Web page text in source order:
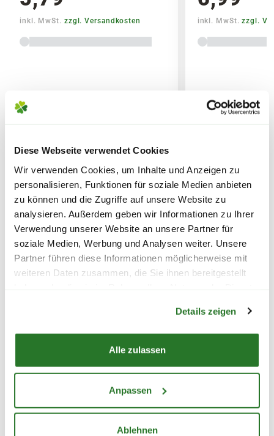
Diese Webseite verwendet Cookies
Wir verwenden Cookies, um Inhalte und Anzeigen zu
personalisieren, Funktionen für soziale Medien anbieten
zu können und die Zugriffe auf unsere Website zu
analysieren. Außerdem geben wir Informationen zu Ihrer
Verwendung unserer Website an unsere Partner für
soziale Medien, Werbung und Analysen weiter. Unsere
Partner führen diese Informationen möglicherweise mit
weiteren Daten zusammen, die Sie ihnen bereitgestellt
Details zeigen
Alle zulassen
Anpassen
Ablehnen
Bitte beachte, dass
jede Pflanze ein
Unikatund somit individuell ist.
Aussehen, Größe, Form und Farbe der
Abhängig von der aktuellen Jahreszeit
Blütenständeund
DieLiefergrößewird zusätzlich durch
saisonale Formschnitte beeinflusst,
welche in den Gärtnereien durchgeführt
werden. Die am Produkt angegebene
Liefergröße entspricht der Höhe ohne
Topf oder dem Topfvolumen.
FOLGENDE VERSANDKOSTEN
KÖNNEN ENTSTEHEN
PAKETVERSAND
6,95€für Standardpakete (z.B.Dünger oder
Zubehör)
7,95€
für größere Pakete (z.B. Pflanzen oder
14,95€
SPEDITIONSVERSAND
inkl. MwSt. zzgl. Versandkosten inkl. MwSt.zzgl.
WEITERE PRODUKTE
GARDENA